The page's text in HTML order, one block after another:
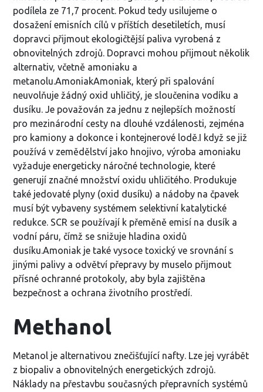
podílela ze 71,7 procent. Pokud tedy usilujeme o
dosažení emisních cílů v příštích desetiletích, musí
dopravci přijmout ekologičtější paliva vyrobená z
obnovitelných zdrojů. Dopravci mohou přijmout několik
alternativ, včetně amoniaku a
metanolu.AmoniakAmoniak, který při spalování
neuvolňuje žádný oxid uhličitý, je sloučenina vodíku a
dusíku. Je považován za jednu z nejlepších možností
pro mezinárodní cesty na dlouhé vzdálenosti, zejména
pro kamiony a dokonce i kontejnerové lodě.I když se již
používá v zemědělství jako hnojivo, výroba amoniaku
vyžaduje energeticky náročné technologie, které
generují značné množství oxidu uhličitého. Produkuje
také jedovaté plyny (oxid dusíku) a nádoby na čpavek
musí být vybaveny systémem selektivní katalytické
redukce. SCR se používají k přeměně emisí na dusík a
vodní páru, čímž se snižuje hladina oxidů
dusíku.Amoniak je také vysoce toxický ve srovnání s
jinými palivy a odvětví přepravy by muselo přijmout
přísné ochranné protokoly, aby byla zajištěna
bezpečnost a ochrana životního prostředí.
Methanol
Metanol je alternativou znečišťující nafty. Lze jej vyrábět
z biopaliv a obnovitelných energetických zdrojů.
Náklady na přestavbu současných přepravních systémů